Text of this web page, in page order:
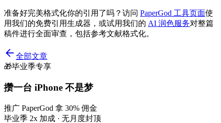
准备好完美格式化你的引用了吗？访问 PaperGod 工具页面使
用我们的免费引用生成器，或试用我们的 AI 润色服务对整篇
稿件进行全面审查，包括参考文献格式化。
全部文章
🎁毕业季专享
攒一台 iPhone 不是梦
推广 PaperGod 拿 30% 佣金
毕业季 2x 加成 · 无月度封顶